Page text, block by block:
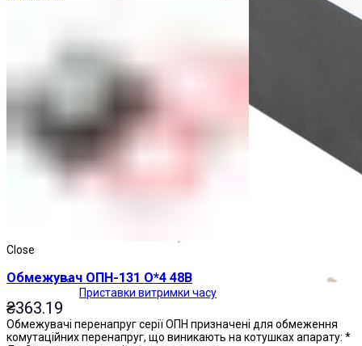
Приставки витримки часу
Close
Обмежувач ОПН-131 О*4 48В
₴363.19
Обмежувачі перенапруг серії ОПН призначені для обмеження
комутаційних перенапруг, що виникають на котушках апарату: *